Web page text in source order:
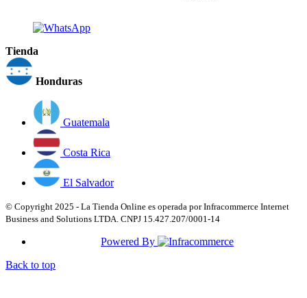
Tienda
Honduras
Guatemala
Costa Rica
El Salvador
© Copyright 2025 - La Tienda Online es operada por Infracommerce Internet
Business and Solutions LTDA. CNPJ 15.427.207/0001-14
Powered By
Back to top